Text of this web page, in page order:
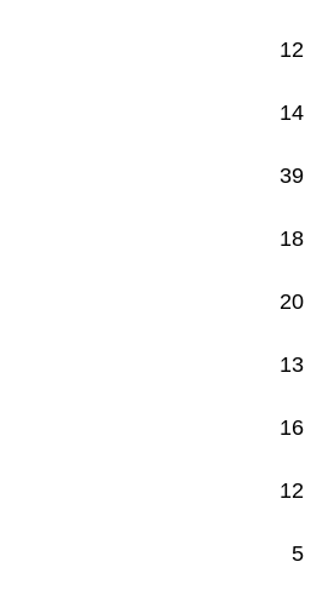
12
14
39
18
20
13
16
12
5